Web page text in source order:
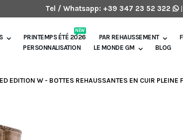
Tel / Whatsapp: +39 347 23 52 322 |
PRINTEMPS ÉTÉ 2026
NEW
PAR REHAUSSEMENT
PERSONNALISATION
LE MONDE GM BLOG
EDITION W - BOTTES REHAUSSANTES EN CUIR PLEINE